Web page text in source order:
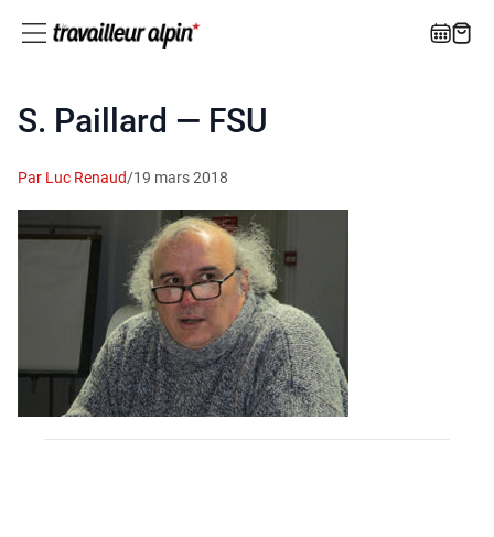
S. Paillard — FSU
Par Luc Renaud/19 mars 2018